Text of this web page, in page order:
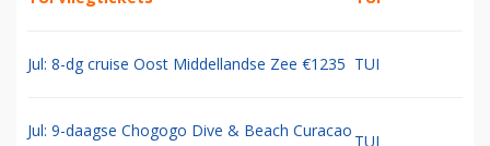
Jul: 8-dg cruise Oost Middellandse Zee €1235 TUI
Jul: 9-daagse Chogogo Dive & Beach Curacao
TUI